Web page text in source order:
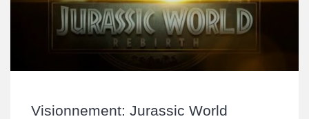
Visionnement: Jurassic World